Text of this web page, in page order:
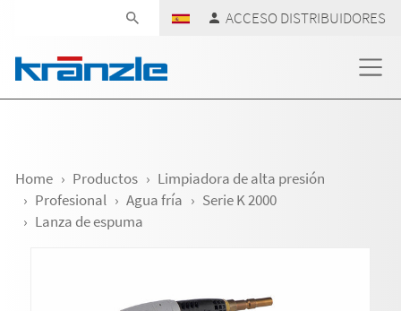
ACCESO DISTRIBUIDORES
Home Productos
Limpiadora de alta presión
Profesional
Agua fría
Serie K 2000
Lanza de espuma